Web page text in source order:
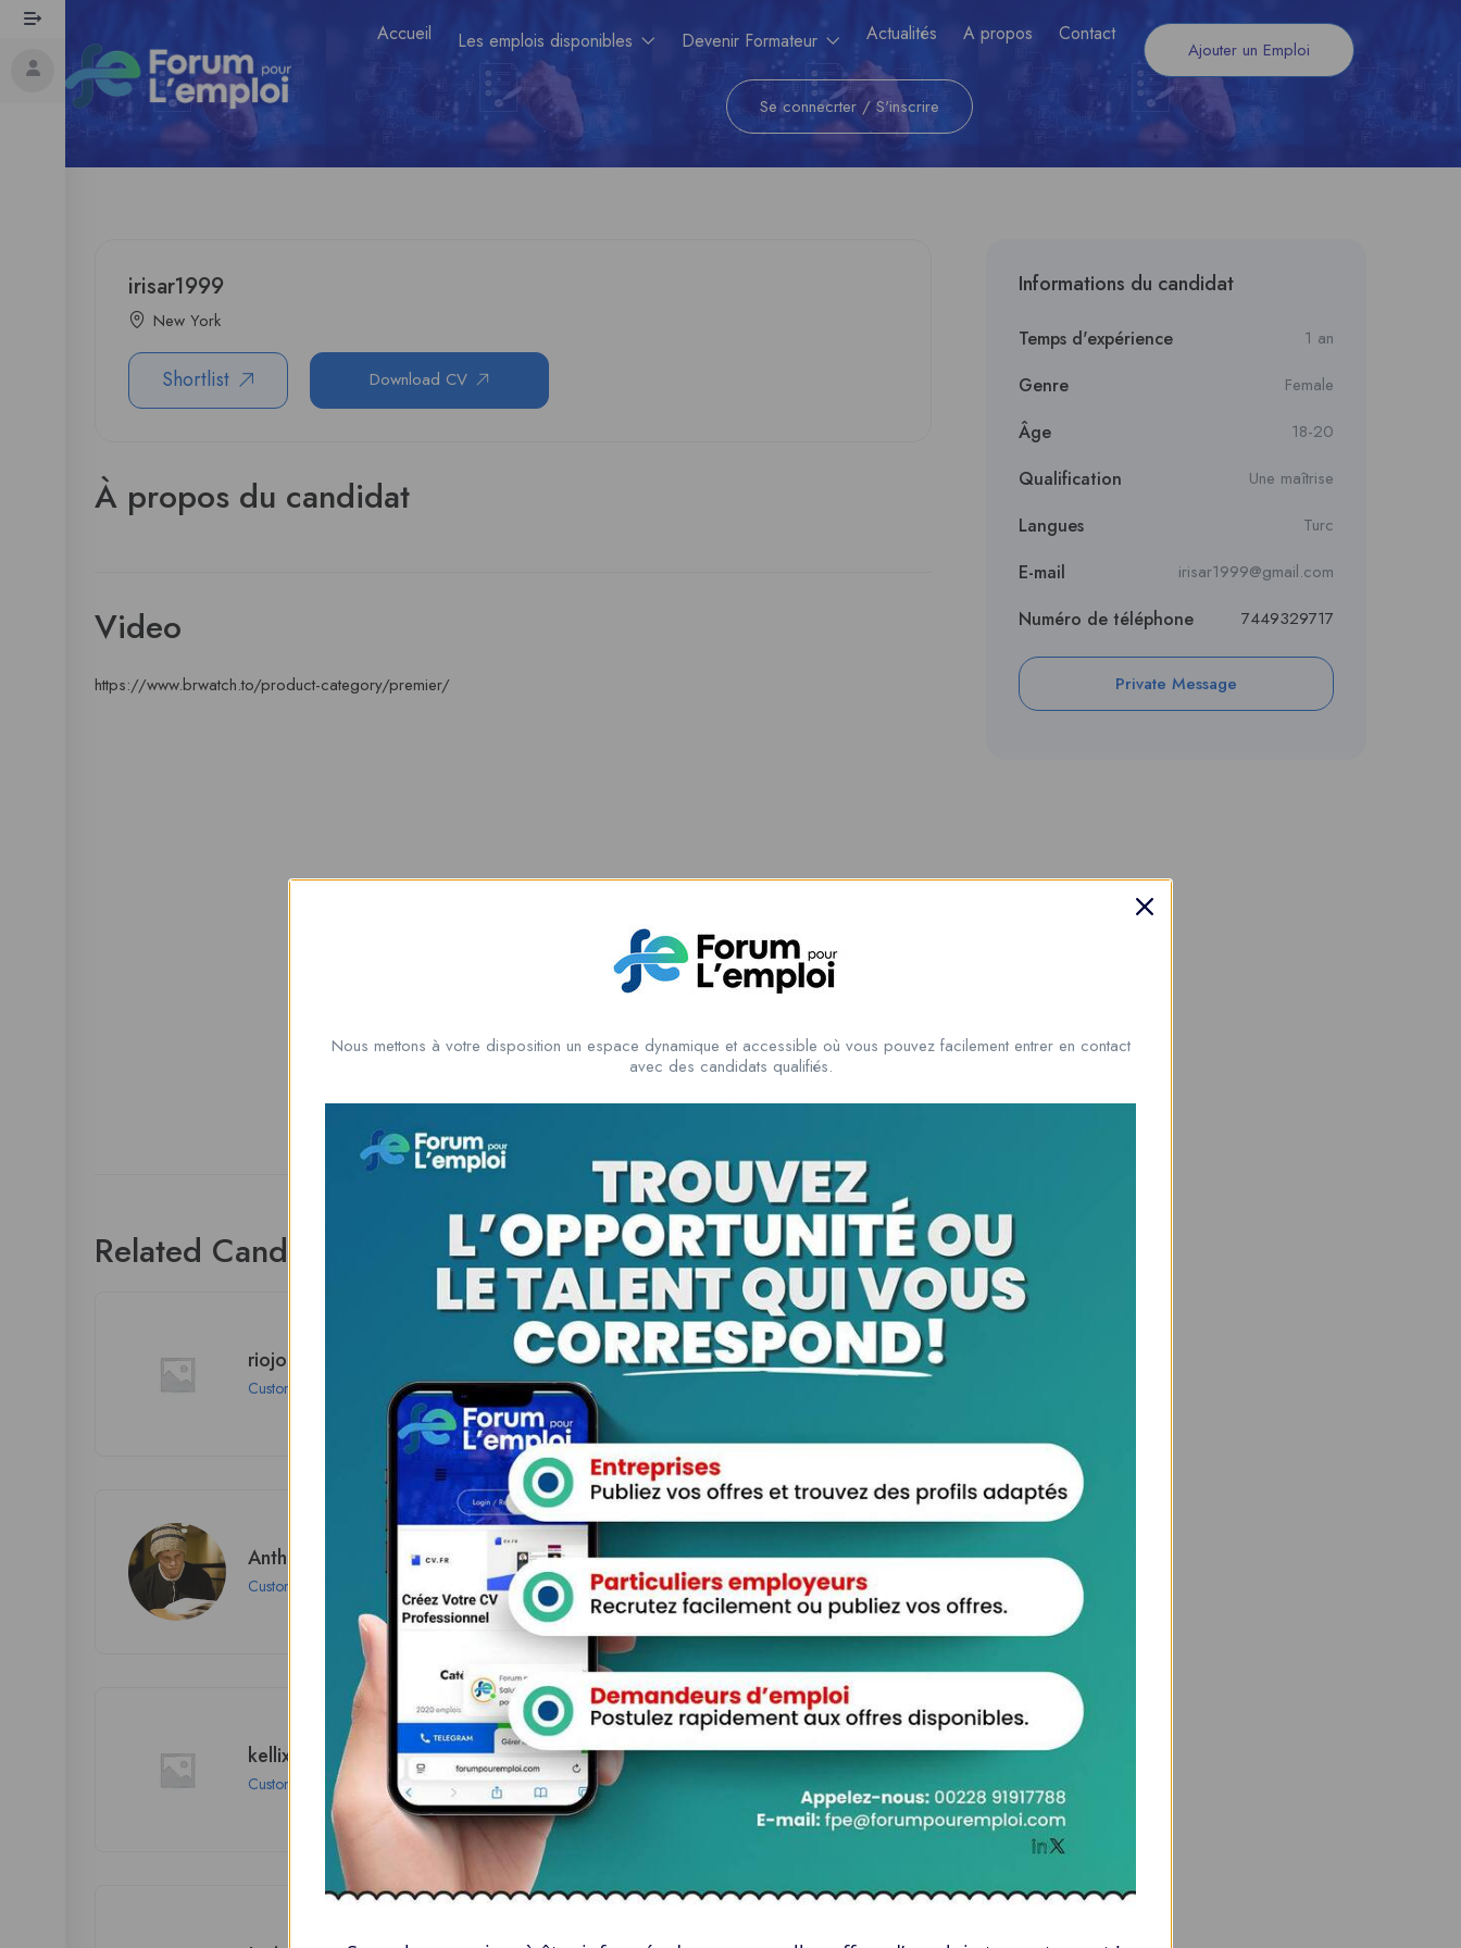
Accueil Les emplois disponibles Devenir Formateur Actualités A propos Contact
Ajouter un Emploi
Se connecrter / S'inscrire
irisar1999
New York
Shortlist Download CV
À propos du candidat
Video
https://www.brwatch.to/product-category/premier/
Related Candidates
riojohnson75760
Customer Los Angeles 10.000 cfa/ mois
View Profile
Anthony Anson
Customer
View Profile
kellix2009
Customer London
View Profile
Informations du candidat
Temps d'expérience 1 an
Genre Female
Âge 18-20
Qualification Une maîtrise
Langues Turc
E-mail irisar1999@gmail.com
Numéro de téléphone 7449329717
Private Message
Nous mettons à votre disposition un espace dynamique et accessible où vous pouvez facilement entrer en contact
avec des candidats qualifiés.